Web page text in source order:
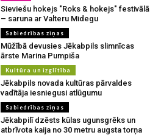
Sieviešu hokejs "Roks & hokejs" festivālā
– saruna ar Valteru Midegu
Sabiedrības ziņas
Mūžībā devusies Jēkabpils slimnīcas
ārste Marina Pumpiša
Kultūra un izglītība
Jēkabpils novada kultūras pārvaldes
vadītāja iesniegusi atlūgumu
Sabiedrības ziņas
Jēkabpilī dzēsts kūlas ugunsgrēks un
atbrīvota kaija no 30 metru augsta torņa